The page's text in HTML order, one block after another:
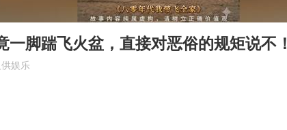
茅台部分直营店飞天茅台提价
酒店回应车内过夜被收150元
一脚踹飞火盆，直接对恶俗的规矩说不！
娱乐